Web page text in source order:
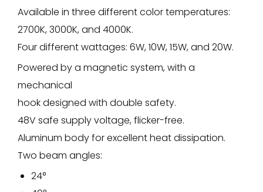
Available in three different color temperatures:
2700K, 3000K, and 4000K.
Four different wattages: 6W, 10W, 15W, and 20W.
Powered by a magnetic system, with a
mechanical
hook designed with double safety.
48V safe supply voltage, flicker-free.
Aluminum body for excellent heat dissipation.
Two beam angles:
24°